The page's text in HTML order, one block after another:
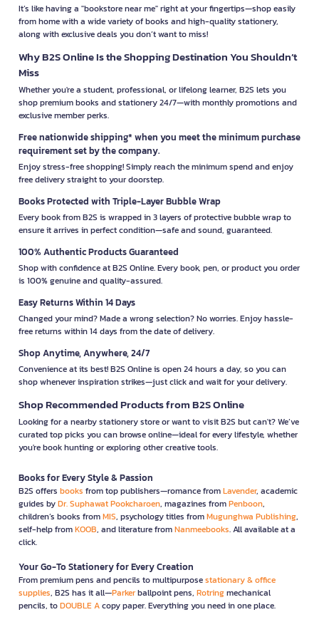
It’s like having a "bookstore near me" right at your fingertips—shop easily
from home with a wide variety of books and high-quality stationery,
along with exclusive deals you don’t want to miss!
Why B2S Online Is the Shopping Destination You Shouldn’t
Miss
Whether you're a student, professional, or lifelong learner, B2S lets you
shop premium books and stationery 24/7—with monthly promotions and
exclusive member perks.
Free nationwide shipping* when you meet the minimum purchase
requirement set by the company.
Enjoy stress-free shopping! Simply reach the minimum spend and enjoy
free delivery straight to your doorstep.
Books Protected with Triple-Layer Bubble Wrap
Every book from B2S is wrapped in 3 layers of protective bubble wrap to
ensure it arrives in perfect condition—safe and sound, guaranteed.
100% Authentic Products Guaranteed
Shop with confidence at B2S Online. Every book, pen, or product you order
is 100% genuine and quality-assured.
Easy Returns Within 14 Days
Changed your mind? Made a wrong selection? No worries. Enjoy hassle-
free returns within 14 days from the date of delivery.
Shop Anytime, Anywhere, 24/7
Convenience at its best! B2S Online is open 24 hours a day, so you can
shop whenever inspiration strikes—just click and wait for your delivery.
Shop Recommended Products from B2S Online
Looking for a nearby stationery store or want to visit B2S but can't? We’ve
curated top picks you can browse online—ideal for every lifestyle, whether
you're book hunting or exploring other creative tools.
Books for Every Style & Passion
B2S offers books from top publishers—romance fromLavender, academic
guides byDr. Suphawat Pookcharoen, magazines fromPenboon,
children’s books fromMIS, psychology titles fromMugunghwa Publishing,
self-help fromKOOB, and literature fromNanmeebooks. All available at a
click.
Your Go-To Stationery for Every Creation
From premium pens and pencils to multipurposestationary & office
supplies, B2S has it all—Parkerballpoint pens, Rotringmechanical
pencils, toDOUBLE Acopy paper. Everything you need in one place.